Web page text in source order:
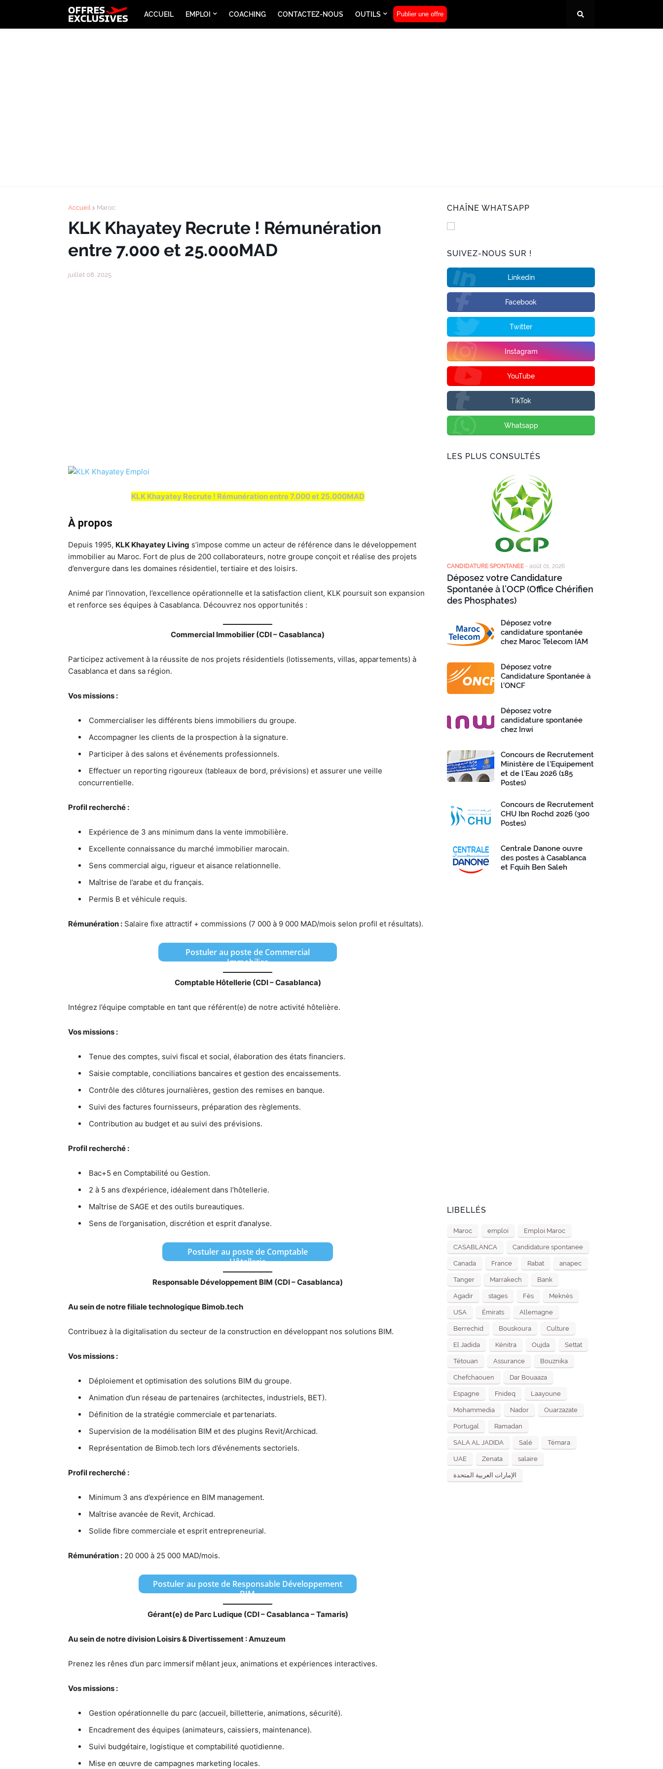
ACCUEIL EMPLOI COACHING CONTACTEZ-NOUS OUTILS Publier une offre
Accueil Maroc
KLK Khayatey Recrute ! Rémunération
entre 7.000 et 25.000MAD
juillet 08, 2025
KLK Khayatey Recrute ! Rémunération entre 7.000 et 25.000MAD
À propos
Depuis 1995, KLK Khayatey Living s’impose comme un acteur de référence dans le développement
immobilier au Maroc. Fort de plus de 200 collaborateurs, notre groupe conçoit et réalise des projets
d’envergure dans les domaines résidentiel, tertiaire et des loisirs.
Animé par l’innovation, l’excellence opérationnelle et la satisfaction client, KLK poursuit son expansion
et renforce ses équipes à Casablanca. Découvrez nos opportunités :
Commercial Immobilier (CDI – Casablanca)
Participez activement à la réussite de nos projets résidentiels (lotissements, villas, appartements) à
Casablanca et dans sa région.
Vos missions :
Commercialiser les différents biens immobiliers du groupe.
Accompagner les clients de la prospection à la signature.
Participer à des salons et événements professionnels.
Effectuer un reporting rigoureux (tableaux de bord, prévisions) et assurer une veille
concurrentielle.
Profil recherché :
Expérience de 3 ans minimum dans la vente immobilière.
Excellente connaissance du marché immobilier marocain.
Sens commercial aigu, rigueur et aisance relationnelle.
Maîtrise de l’arabe et du français.
Permis B et véhicule requis.
Rémunération : Salaire fixe attractif + commissions (7 000 à 9 000 MAD/mois selon profil et résultats).
Postuler au poste de Commercial
Immobilier
Comptable Hôtellerie (CDI – Casablanca)
Intégrez l’équipe comptable en tant que référent(e) de notre activité hôtelière.
Vos missions :
Tenue des comptes, suivi fiscal et social, élaboration des états financiers.
Saisie comptable, conciliations bancaires et gestion des encaissements.
Contrôle des clôtures journalières, gestion des remises en banque.
Suivi des factures fournisseurs, préparation des règlements.
Contribution au budget et au suivi des prévisions.
Profil recherché :
Bac+5 en Comptabilité ou Gestion.
2 à 5 ans d’expérience, idéalement dans l’hôtellerie.
Maîtrise de SAGE et des outils bureautiques.
Sens de l’organisation, discrétion et esprit d’analyse.
Postuler au poste de Comptable
Hôtellerie
Responsable Développement BIM (CDI – Casablanca)
Au sein de notre filiale technologique Bimob.tech
Contribuez à la digitalisation du secteur de la construction en développant nos solutions BIM.
Vos missions :
Déploiement et optimisation des solutions BIM du groupe.
Animation d’un réseau de partenaires (architectes, industriels, BET).
Définition de la stratégie commerciale et partenariats.
Supervision de la modélisation BIM et des plugins Revit/Archicad.
Représentation de Bimob.tech lors d’événements sectoriels.
Profil recherché :
Minimum 3 ans d’expérience en BIM management.
Maîtrise avancée de Revit, Archicad.
Solide fibre commerciale et esprit entrepreneurial.
Rémunération : 20 000 à 25 000 MAD/mois.
Postuler au poste de Responsable Développement
BIM
Gérant(e) de Parc Ludique (CDI – Casablanca – Tamaris)
Au sein de notre division Loisirs & Divertissement : Amuzeum
Prenez les rênes d’un parc immersif mêlant jeux, animations et expériences interactives.
Vos missions :
Gestion opérationnelle du parc (accueil, billetterie, animations, sécurité).
Encadrement des équipes (animateurs, caissiers, maintenance).
Suivi budgétaire, logistique et comptabilité quotidienne.
Mise en œuvre de campagnes marketing locales.
CHAÎNE WHATSAPP
SUIVEZ-NOUS SUR !
Linkedin
Facebook
Twitter
Instagram
YouTube
TikTok
Whatsapp
LES PLUS CONSULTÉS
CANDIDATURE SPONTANEE - août 01, 2026
Déposez votre Candidature
Spontanée à l’OCP (Office Chérifien
des Phosphates)
Déposez votre
candidature spontanée
chez Maroc Telecom IAM
Déposez votre
Candidature Spontanée à
l’ONCF
Déposez votre
candidature spontanée
chez Inwi
Concours de Recrutement
Ministère de l’Equipement
et de l’Eau 2026 (185
Postes)
Concours de Recrutement
CHU Ibn Rochd 2026 (300
Postes)
Centrale Danone ouvre
des postes à Casablanca
et Fquih Ben Saleh
LIBELLÉS
Maroc emploi Emploi Maroc
CASABLANCA Candidature spontanee
Canada France Rabat anapec
Tanger Marrakech Bank
Agadir stages Fès Meknès
USA Émirats Allemagne
Berrechid Bouskoura Culture
El Jadida Kénitra Oujda Settat
Tétouan Assurance Bouznika
Chefchaouen Dar Bouaaza
Espagne Fnideq Laayoune
Mohammedia Nador Ouarzazate
Portugal Ramadan
SALA AL JADIDA Salé Témara
UAE Zenata salaire
الإمارات العربية المتحدة